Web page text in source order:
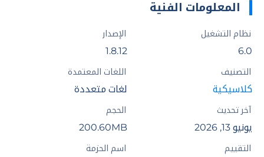
المعلومات الفنية
نظام التشغيل
6.0
الإصدار
1.8.12
التصنيف
كلاسيكية
اللغات المعتمدة
لغات متعددة
آخر تحديث
يونيو 13, 2026
الحجم
200.60MB
التقييم اسم الحزمة